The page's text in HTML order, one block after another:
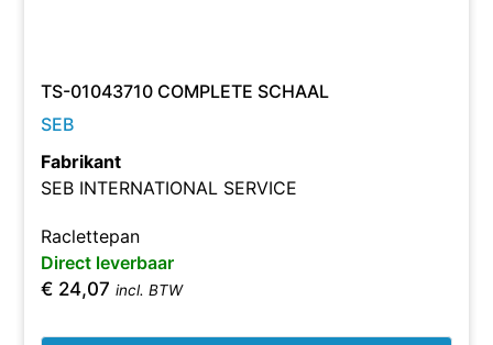
TS-01043710 COMPLETE SCHAAL
SEB
Fabrikant
SEB INTERNATIONAL SERVICE
Raclettepan
Direct leverbaar
€ 24,07 incl. BTW